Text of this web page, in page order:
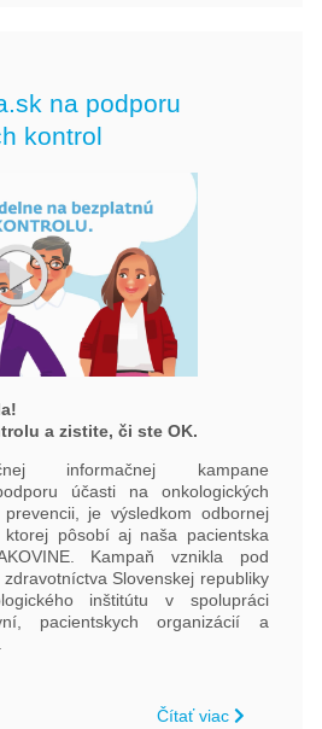
na podporu
kontrol
a zistite, či ste OK.
informačnej kampane
účasti na onkologických
je výsledkom odbornej
ktorej pôsobí aj naša pacientska
Kampaň vznikla pod
Slovenskej republiky
inštitútu v spolupráci
pacientskych organizácií a
Čítať viac